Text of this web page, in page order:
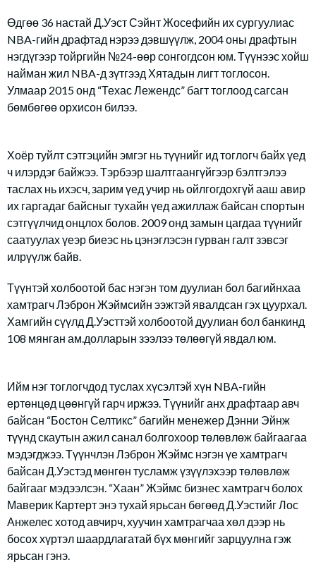
Өдгөө 36 настай Д.Уэст Сэйнт Жосефийн их сургуулиас
NBA-гийн драфтад нэрээ дэвшүүлж, 2004 оны драфтын
нэгдүгээр тойргийн №24-өөр сонгогдсон юм. Түүнээс хойш
найман жил NBA-д зүтгээд Хятадын лигт тоглосон.
Улмаар 2015 онд “Техас Лежендс” багт тоглоод сагсан
бөмбөгөө орхисон билээ.
Хоёр туйлт сэтгэцийн эмгэг нь түүнийг ид тоглогч байх үед
ч илэрдэг байжээ. Тэрбээр шалтгаангүйгээр бэлтгэлээ
таслах нь ихэсч, зарим үед учир нь ойлгогдохгүй ааш авир
их гаргадаг байсныг тухайн үед ажиллаж байсан спортын
сэтгүүлчид онцлох болов. 2009 онд замын цагдаа түүнийг
саатуулах үеэр биеэс нь цэнэглэсэн гурван галт зэвсэг
илрүүлж байв.
Түүнтэй холбоотой бас нэгэн том дуулиан бол багийнхаа
хамтрагч Лэброн Жэймсийн ээжтэй явалдсан гэх цуурхал.
Хамгийн сүүлд Д.Уэсттэй холбоотой дуулиан бол банкинд
108 мянган ам.долларын зээлээ төлөөгүй явдал юм.
Ийм нэг тоглогчдод туслах хүсэлтэй хүн NBA-гийн
ертөнцөд цөөнгүй гарч иржээ. Түүнийг анх драфтаар авч
байсан “Бостон Селтикс” багийн менежер Дэнни Эйнж
түүнд скаутын ажил санал болгохоор төлөвлөж байгаагаа
мэдэгджээ. Түүнчлэн Лэброн Жэймс нэгэн үе хамтрагч
байсан Д.Уэстэд мөнгөн тусламж үзүүлэхээр төлөвлөж
байгааг мэдээлсэн. “Хаан” Жэймс бизнес хамтрагч болох
Маверик Картерт энэ тухай ярьсан бөгөөд Д.Уэстийг Лос
Анжелес хотод авчирч, хуучин хамтрагчаа хөл дээр нь
босох хүртэл шаардлагатай бүх мөнгийг зарцуулна гэж
ярьсан гэнэ.